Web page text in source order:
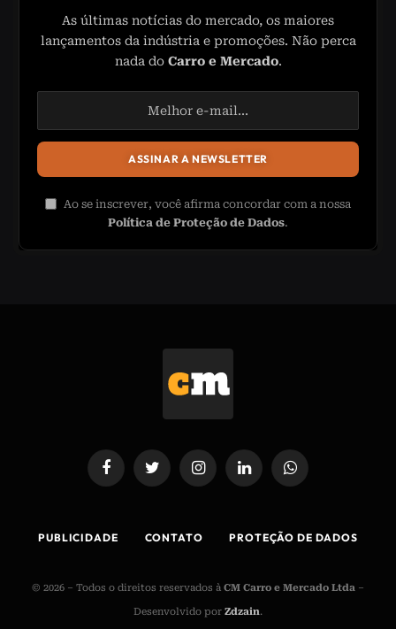
As últimas notícias do mercado, os maiores
lançamentos da indústria e promoções. Não perca
nada do Carro e Mercado.
Ao se inscrever, você afirma concordar com a nossa
Política de Proteção de Dados.
FacebookTwitterInstagramLinkedIn WhatsApp
PUBLICIDADE CONTATO PROTEÇÃO DE DADOS
© 2026 – Todos o direitos reservados à CM Carro e Mercado Ltda –
Desenvolvido por Zdzain.